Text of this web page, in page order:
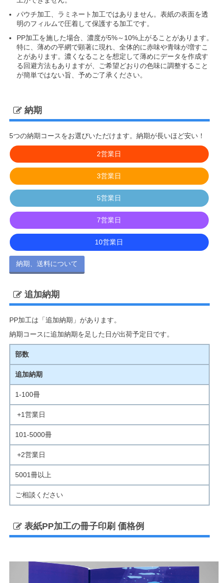
パウチ加工、ラミネート加工ではありません。表紙の表面を透
明のフィルムで圧着して保護する加工です。
PP加工を施した場合、濃度が5%～10%上がることがあります。
特に、薄めの平網で顕著に現れ、全体的に赤味や青味が増すこ
とがあります。濃くなることを想定して薄めにデータを作成す
る回避方法もありますが、ご希望どおりの色味に調整すること
が簡単ではない旨、予めご了承ください。
納期
5つの納期コースをお選びいただけます。納期が長いほど安い！
2営業日
3営業日
5営業日
7営業日
10営業日
納期、送料について
追加納期
PP加工は「追加納期」があります。
納期コースに追加納期を足した日が出荷予定日です。
部数
追加納期
1-100冊
+1営業日
101-5000冊
+2営業日
5001冊以上
ご相談ください
表紙PP加工の冊子印刷 価格例